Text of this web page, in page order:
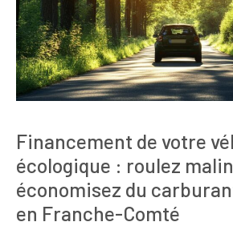
Financement de votre
écologique : roulez
économisez du
en Franche-Comté